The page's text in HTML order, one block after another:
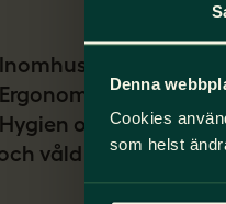
Denna
Cookies
som helst
Inomhusmiljö
Ergonomi
Hygien och smitta
våld